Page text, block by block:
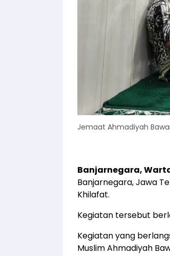
Jemaat Ahmadiyah
Banjarnegara,
Banjarnegara, Jawa
Khilafat.
Kegiatan tersebut
Kegiatan yang
Muslim Ahmadiyah